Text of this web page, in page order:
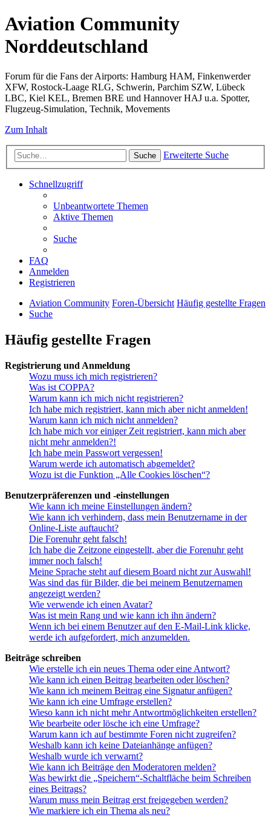
Aviation Community
Norddeutschland
Forum für die Fans der Airports: Hamburg HAM, Finkenwerder
XFW, Rostock-Laage RLG, Schwerin, Parchim SZW, Lübeck
LBC, Kiel KEL, Bremen BRE und Hannover HAJ u.a. Spotter,
Flugzeug-Simulation, Technik, Movements
Zum Inhalt
Suche Erweiterte Suche
Schnellzugriff
Unbeantwortete Themen
Aktive Themen
Suche
FAQ
Anmelden
Registrieren
Aviation Community Foren-Übersicht Häufig gestellte Fragen
Suche
Häufig gestellte Fragen
Registrierung und Anmeldung
Wozu muss ich mich registrieren?
Was ist COPPA?
Warum kann ich mich nicht registrieren?
Ich habe mich registriert, kann mich aber nicht anmelden!
Warum kann ich mich nicht anmelden?
Ich habe mich vor einiger Zeit registriert, kann mich aber
nicht mehr anmelden?!
Ich habe mein Passwort vergessen!
Warum werde ich automatisch abgemeldet?
Wozu ist die Funktion „Alle Cookies löschen“?
Benutzerpräferenzen und -einstellungen
Wie kann ich meine Einstellungen ändern?
Wie kann ich verhindern, dass mein Benutzername in der
Online-Liste auftaucht?
Die Forenuhr geht falsch!
Ich habe die Zeitzone eingestellt, aber die Forenuhr geht
immer noch falsch!
Meine Sprache steht auf diesem Board nicht zur Auswahl!
Was sind das für Bilder, die bei meinem Benutzernamen
angezeigt werden?
Wie verwende ich einen Avatar?
Was ist mein Rang und wie kann ich ihn ändern?
Wenn ich bei einem Benutzer auf den E-Mail-Link klicke,
werde ich aufgefordert, mich anzumelden.
Beiträge schreiben
Wie erstelle ich ein neues Thema oder eine Antwort?
Wie kann ich einen Beitrag bearbeiten oder löschen?
Wie kann ich meinem Beitrag eine Signatur anfügen?
Wie kann ich eine Umfrage erstellen?
Wieso kann ich nicht mehr Antwortmöglichkeiten erstellen?
Wie bearbeite oder lösche ich eine Umfrage?
Warum kann ich auf bestimmte Foren nicht zugreifen?
Weshalb kann ich keine Dateianhänge anfügen?
Weshalb wurde ich verwarnt?
Wie kann ich Beiträge den Moderatoren melden?
Was bewirkt die „Speichern“-Schaltfläche beim Schreiben
eines Beitrags?
Warum muss mein Beitrag erst freigegeben werden?
Wie markiere ich ein Thema als neu?